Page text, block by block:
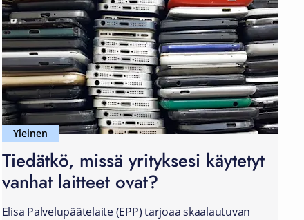
Yleinen
Tiedätkö, missä yrityksesi käytetyt
vanhat laitteet ovat?
Elisa Palvelupäätelaite (EPP) tarjoaa skaalautuvan